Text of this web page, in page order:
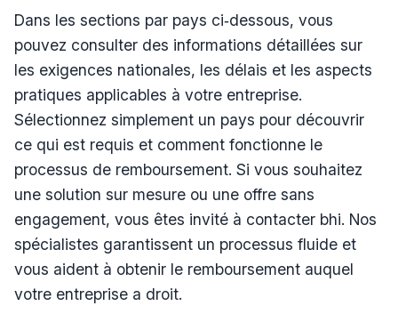
Dans les sections par pays ci‑dessous, vous
pouvez consulter des informations détaillées sur
les exigences nationales, les délais et les aspects
pratiques applicables à votre entreprise.
Sélectionnez simplement un pays pour découvrir
ce qui est requis et comment fonctionne le
processus de remboursement. Si vous souhaitez
une solution sur mesure ou une offre sans
engagement, vous êtes invité à contacter bhi. Nos
spécialistes garantissent un processus fluide et
vous aident à obtenir le remboursement auquel
votre entreprise a droit.